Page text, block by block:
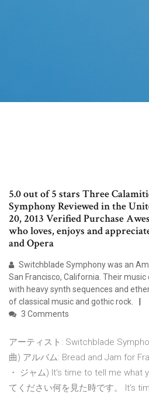
5.0 out of 5 stars Three
Symphony Reviewed in the
20, 2013 Verified Purchase
who loves, enjoys and
and Opera
Switchblade Symphony was an
San Francisco, California. Their
with heavy synth sequences and
of classical music and gothic rock.
3 Comments
アーティスト: Switchblade
曲) アルバム: Bread and Jam for
・ ジャム) It's time to tell me what
てください何を見た時です。 It's